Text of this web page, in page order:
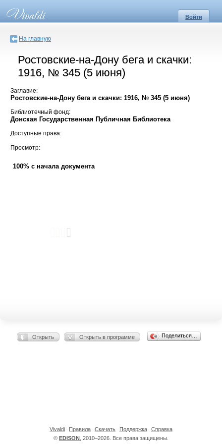
Войти
На главную
Ростовские-на-Дону бега и скачки:
1916, № 345 (5 июня)
Заглавие:
Ростовские-на-Дону бега и скачки: 1916, № 345 (5 июня)
Библиотечный фонд:
Донская Государственная Публичная Библиотека
Доступные права:
Просмотр:
100% с начала документа
Открыть Открыть в программе Поделиться…
© EDISON , 2010–2026. Все права защищены.
Vivaldi Правила Скачать Поддержка Справка